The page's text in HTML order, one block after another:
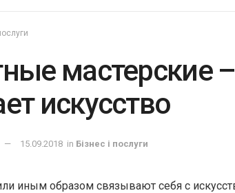
мастерские
искусство
15.09.2018 in Бізнес і послуги
иным образом связывают себя с